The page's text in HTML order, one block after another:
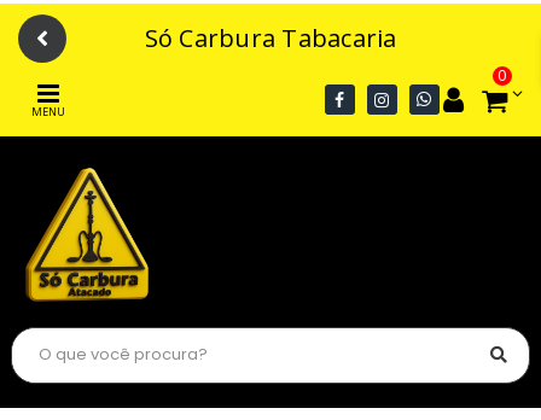
Só Carbura Tabacaria
MENU
0